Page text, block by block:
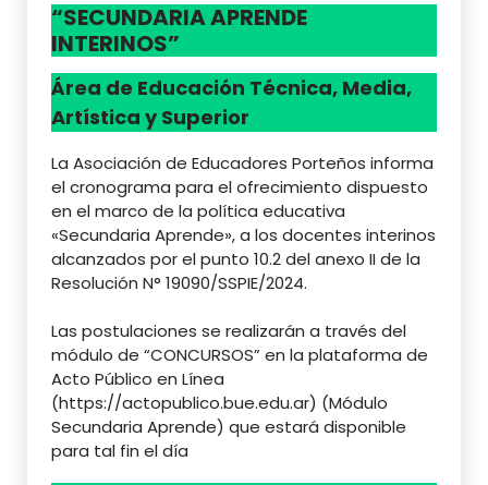
“SECUNDARIA APRENDE
INTERINOS”
Área de Educación Técnica, Media,
Artística y Superior
La Asociación de Educadores Porteños informa
el cronograma para el ofrecimiento dispuesto
en el marco de la política educativa
«Secundaria Aprende», a los docentes interinos
alcanzados por el punto 10.2 del anexo II de la
Resolución N° 19090/SSPIE/2024.
Las postulaciones se realizarán a través del
módulo de “CONCURSOS” en la plataforma de
Acto Público en Línea
(https://actopublico.bue.edu.ar) (Módulo
Secundaria Aprende) que estará disponible
para tal fin el día